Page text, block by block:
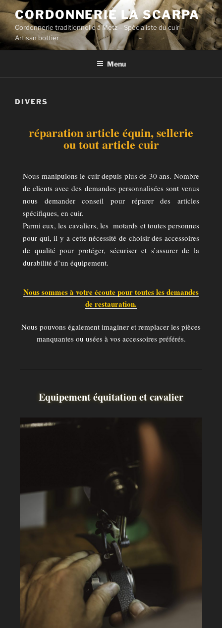
CORDONNERIE LA SCARPA
Cordonnerie traditionnelle à Metz – Spécialiste du cuir –
Artisan bottier
Menu
DIVERS
réparation article équin, sellerie
ou tout article cuir
Nous manipulons le cuir depuis plus de 30 ans. Nombre
de clients avec des demandes personnalisées sont venus
nous demander conseil pour réparer des articles
spécifiques, en cuir.
Parmi eux, les cavaliers, les motards et toutes personnes
pour qui, il y a cette nécessité de choisir des accessoires
de qualité pour protéger, sécuriser et s’assurer de la
durabilité d’un équipement.
Nous sommes à votre écoute pour toutes les demandes
de restauration.
Nous pouvons également imaginer et remplacer les pièces
manquantes ou usées à vos accessoires préférés.
Equipement équitation et cavalier